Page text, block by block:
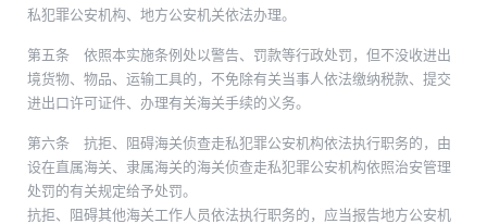
私犯罪公安机构、地方公安机关依法办理。
第五条 依照本实施条例处以警告、罚款等行政处罚，但不没收进出
境货物、物品、运输工具的，不免除有关当事人依法缴纳税款、提交
进出口许可证件、办理有关海关手续的义务。
第六条 抗拒、阻碍海关侦查走私犯罪公安机构依法执行职务的，由
设在直属海关、隶属海关的海关侦查走私犯罪公安机构依照治安管理
处罚的有关规定给予处罚。
抗拒、阻碍其他海关工作人员依法执行职务的，应当报告地方公安机